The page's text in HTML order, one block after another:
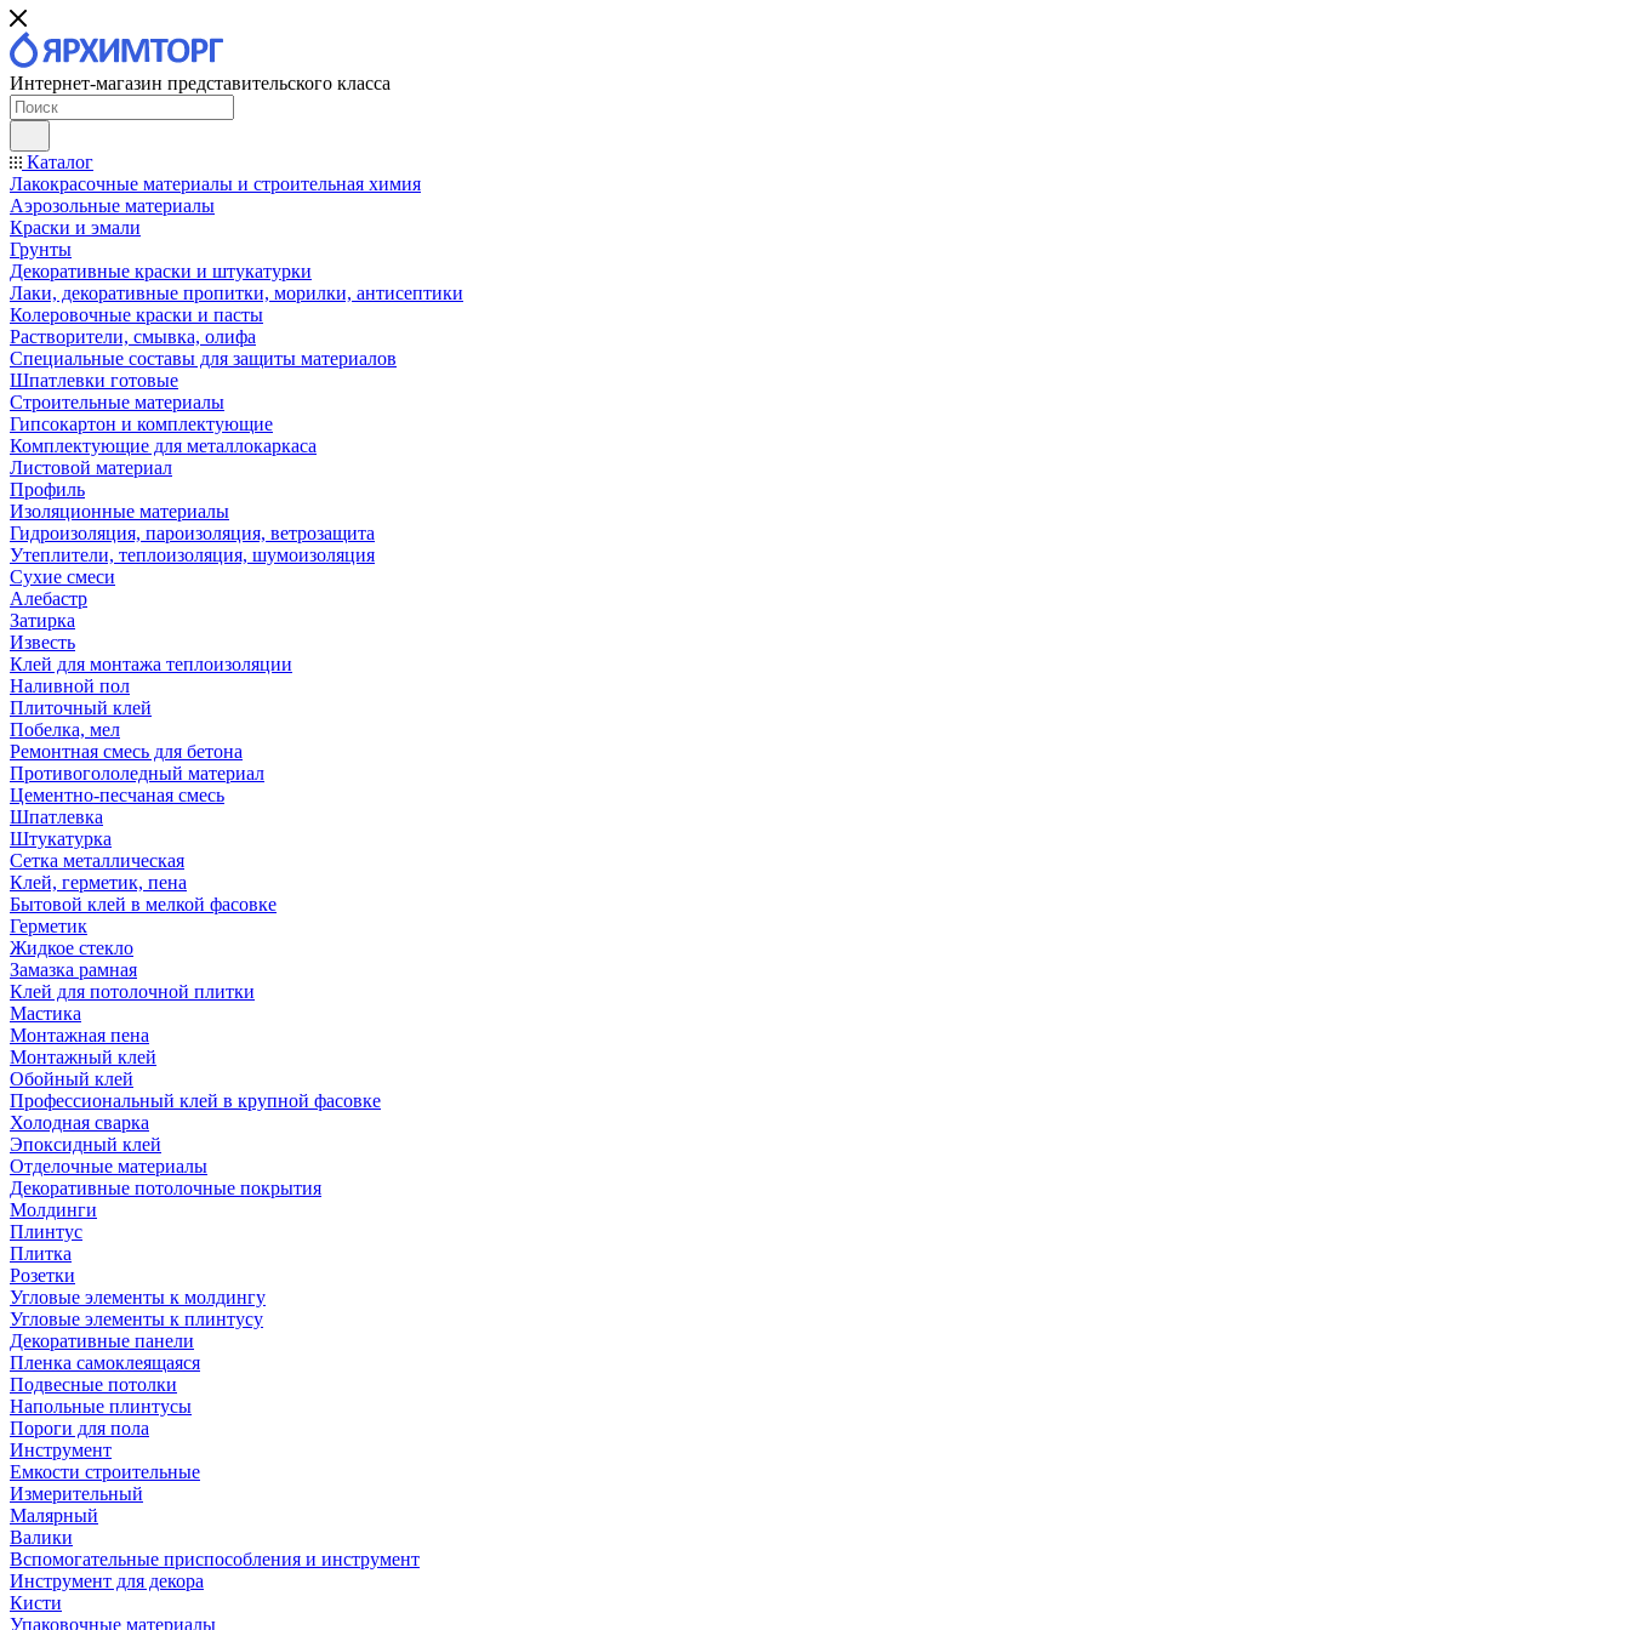
Интернет-магазин представительского класса
Каталог
Лакокрасочные материалы и строительная химия
Аэрозольные материалы
Краски и эмали
Грунты
Декоративные краски и штукатурки
Лаки, декоративные пропитки, морилки, антисептики
Колеровочные краски и пасты
Растворители, смывка, олифа
Специальные составы для защиты материалов
Шпатлевки готовые
Строительные материалы
Гипсокартон и комплектующие
Комплектующие для металлокаркаса
Листовой материал
Профиль
Изоляционные материалы
Гидроизоляция, пароизоляция, ветрозащита
Утеплители, теплоизоляция, шумоизоляция
Сухие смеси
Алебастр
Затирка
Известь
Клей для монтажа теплоизоляции
Наливной пол
Плиточный клей
Побелка, мел
Ремонтная смесь для бетона
Противогололедный материал
Цементно-песчаная смесь
Шпатлевка
Штукатурка
Сетка металлическая
Клей, герметик, пена
Бытовой клей в мелкой фасовке
Герметик
Жидкое стекло
Замазка рамная
Клей для потолочной плитки
Мастика
Монтажная пена
Монтажный клей
Обойный клей
Профессиональный клей в крупной фасовке
Холодная сварка
Эпоксидный клей
Отделочные материалы
Декоративные потолочные покрытия
Молдинги
Плинтус
Плитка
Розетки
Угловые элементы к молдингу
Угловые элементы к плинтусу
Декоративные панели
Пленка самоклеящаяся
Подвесные потолки
Напольные плинтусы
Пороги для пола
Инструмент
Емкости строительные
Измерительный
Малярный
Валики
Вспомогательные приспособления и инструмент
Инструмент для декора
Кисти
Упаковочные материалы